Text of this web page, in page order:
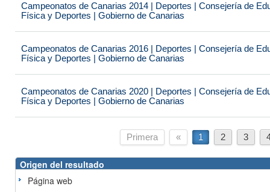
Campeonatos de Canarias 2014 | Deportes | Consejería de
Física y Deportes | Gobierno de Canarias
Campeonatos de Canarias 2016 | Deportes | Consejería de
Física y Deportes | Gobierno de Canarias
Campeonatos de Canarias 2020 | Deportes | Consejería de
Física y Deportes | Gobierno de Canarias
Primera « 1 2 3
Origen del resultado
Página web